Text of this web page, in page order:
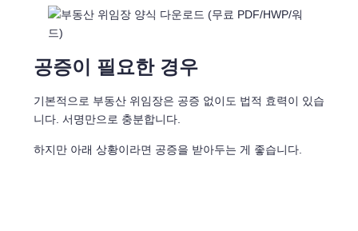
공증이 필요한 경우
기본적으로 부동산 위임장은 공증 없이도 법적 효력이 있습
니다. 서명만으로 충분합니다.
하지만 아래 상황이라면 공증을 받아두는 게 좋습니다.